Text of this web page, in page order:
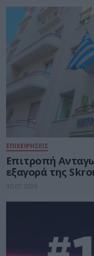
ΕΠΙΧΕΙΡΗΣΕΙΣ
Επιτροπή
εξαγορά της
30.07.2026